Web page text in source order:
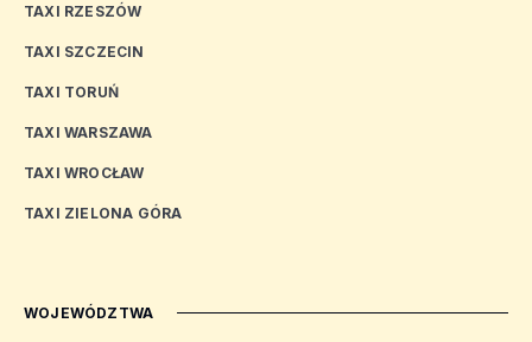
TAXI RZESZÓW
TAXI SZCZECIN
TAXI TORUŃ
TAXI WARSZAWA
TAXI WROCŁAW
TAXI ZIELONA GÓRA
WOJEWÓDZTWA